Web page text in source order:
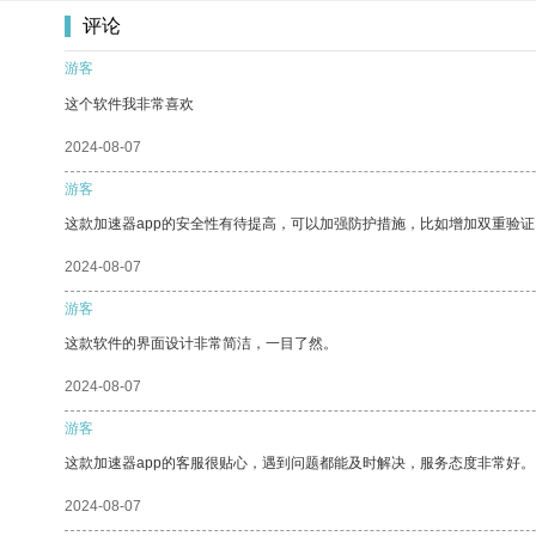
评论
游客
这个软件我非常喜欢
2024-08-07
游客
这款加速器app的安全性有待提高，可以加强防护措施，比如增加双重验
2024-08-07
游客
这款软件的界面设计非常简洁，一目了然。
2024-08-07
游客
这款加速器app的客服很贴心，遇到问题都能及时解决，服务态度非常好。
2024-08-07